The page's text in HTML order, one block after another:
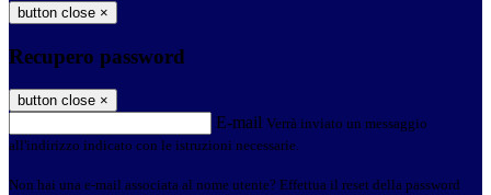
button close ×
Recupero password
button close ×
E-mail Verrà inviato un messaggio
all'indirizzo indicato con le istruzioni necessarie.
Non hai una e-mail associata al nome utente? Effettua il reset della password